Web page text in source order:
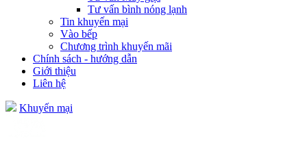
Tư vấn bình nóng lạnh
Tin khuyến mại
Vào bếp
Chương trình khuyến mãi
Chính sách - hướng dẫn
Giới thiệu
Liên hệ
Khuyến mại